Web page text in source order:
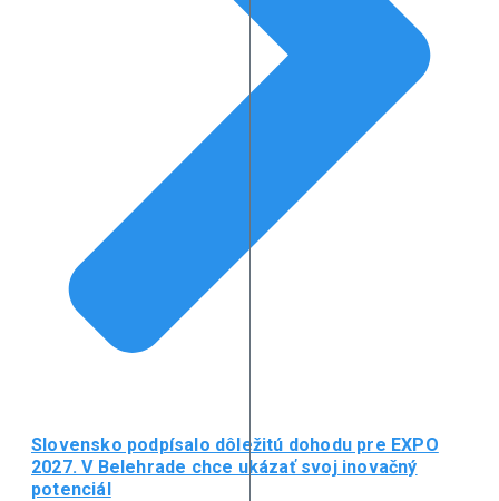
Slovensko podpísalo dôležitú dohodu pre EXPO
2027. V Belehrade chce ukázať svoj inovačný
potenciál